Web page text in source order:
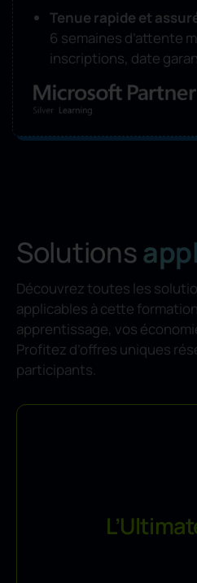
Tenue rapide et
6 semaines d’attente
inscriptions, date
Solutions
Découvrez toutes les
applicables à cette
apprentissage, vos
Profitez d’offres uniques
participants.
garantissant un